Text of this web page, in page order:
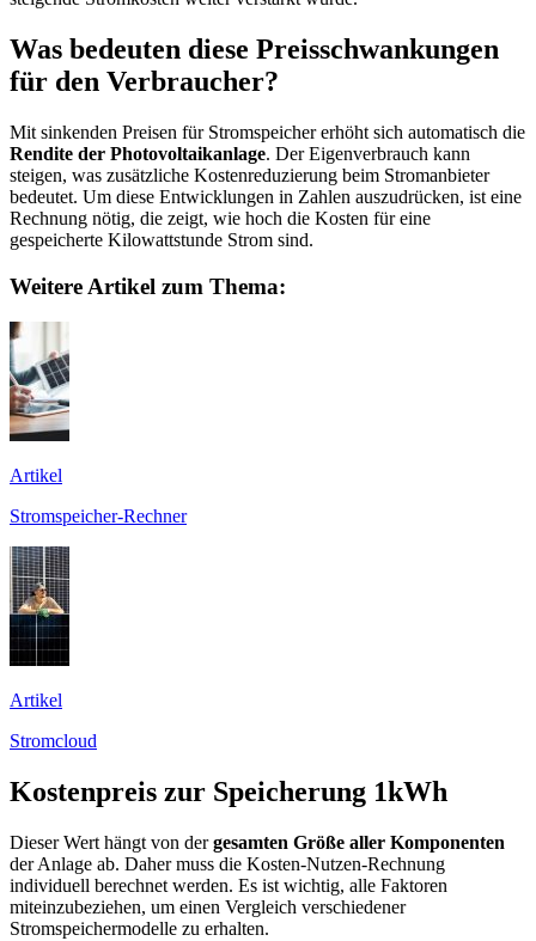
Was bedeuten diese Preisschwankungen
für den Verbraucher?
Mit sinkenden Preisen für Stromspeicher erhöht sich automatisch die
Rendite der Photovoltaikanlage. Der Eigenverbrauch kann
steigen, was zusätzliche Kostenreduzierung beim Stromanbieter
bedeutet. Um diese Entwicklungen in Zahlen auszudrücken, ist eine
Rechnung nötig, die zeigt, wie hoch die Kosten für eine
gespeicherte Kilowattstunde Strom sind.
Weitere Artikel zum Thema:
Artikel
Stromspeicher-Rechner
Artikel
Stromcloud
Kostenpreis zur Speicherung 1kWh
Dieser Wert hängt von dergesamten Größe aller Komponenten
der Anlage ab. Daher muss die Kosten-Nutzen-Rechnung
individuell berechnet werden. Es ist wichtig, alle Faktoren
miteinzubeziehen, um einen Vergleich verschiedener
Stromspeichermodelle zu erhalten.